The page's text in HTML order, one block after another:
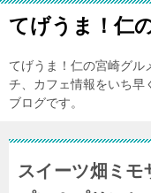
てげうま！仁
てげうま！仁の宮崎グル
チ、カフェ情報をいち早
ブログです。
スイーツ畑ミモ